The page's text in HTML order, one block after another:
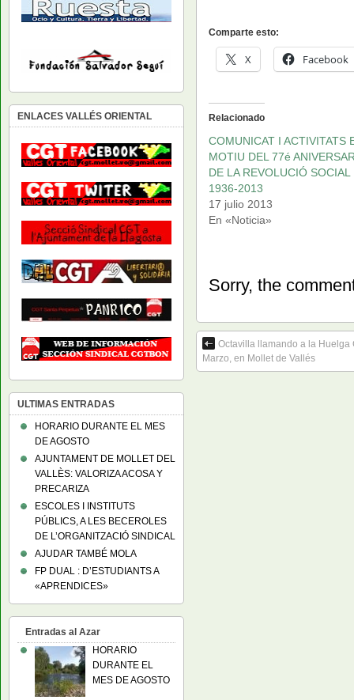
Comparte esto:
X Facebook
Relacionado
COMUNICAT I ACTIVITATS
MOTIU DEL 77é
DE LA REVOLUCIÓ SOCIAL
1936-2013
17 julio 2013
En «Noticia»
Sorry, the
Octavilla llamando a la Huelga
Marzo, en Mollet de Vallés
ENLACES VALLÉS ORIENTAL
ULTIMAS ENTRADAS
HORARIO DURANTE EL MES
DE AGOSTO
AJUNTAMENT DE MOLLET DEL
VALLÈS: VALORIZA ACOSA Y
PRECARIZA
ESCOLES I INSTITUTS
PÚBLICS, A LES BECEROLES
DE L’ORGANITZACIÓ SINDICAL
AJUDAR TAMBÉ MOLA
FP DUAL : D’ESTUDIANTS A
«APRENDICES»
Entradas al Azar
HORARIO
DURANTE EL
MES DE AGOSTO